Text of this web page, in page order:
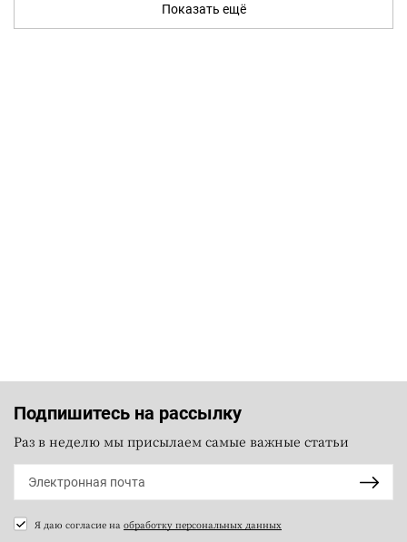
Показать ещё
Подпишитесь на рассылку
Раз в неделю мы присылаем самые важные статьи
Я даю согласие на обработку персональных данных